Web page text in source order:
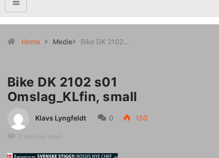
Home Medie Bike DK 2102…
Bike DK 2102 s01
Omslag_KLfin, small
Klavs Lyngfeldt 0 150
0 minute read